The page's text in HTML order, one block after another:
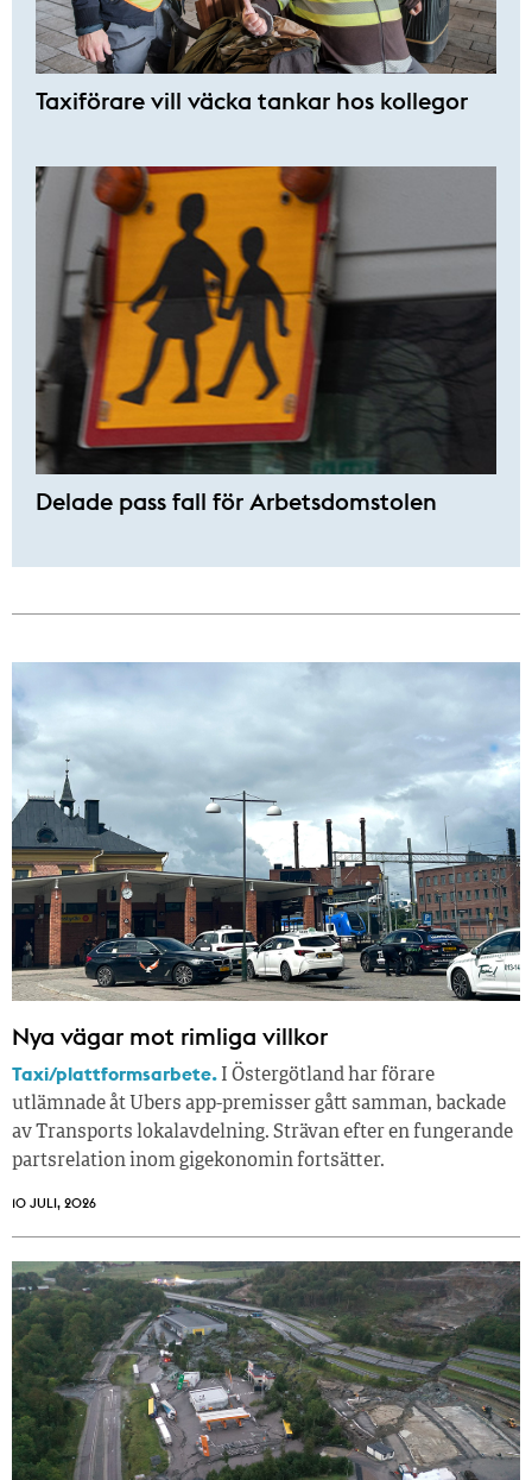
Taxiförare vill väcka tankar hos kollegor
Delade pass fall för Arbetsdomstolen
Nya vägar mot rimliga villkor
Taxi/plattformsarbete. I Östergötland har förare
utlämnade åt Ubers app-premisser gått samman, backade
av Transports lokalavdelning. Strävan efter en fungerande
partsrelation inom gigekonomin fortsätter.
10 JULI, 2026